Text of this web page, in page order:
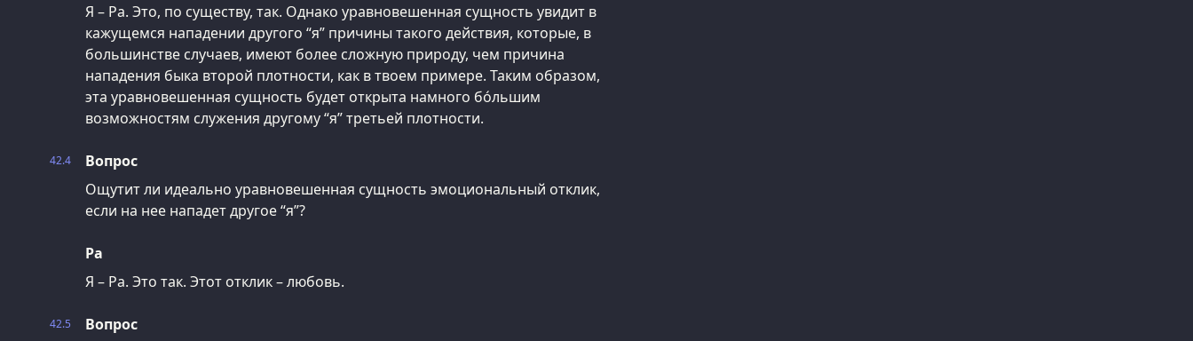
Я – Ра. Это, по существу, так. Однако уравновешенная сущность увидит в
кажущемся нападении другого “я” причины такого действия, которые, в
большинстве случаев, имеют более сложную природу, чем причина
нападения быка второй плотности, как в твоем примере. Таким образом,
эта уравновешенная сущность будет открыта намного бо́льшим
возможностям служения другому “я” третьей плотности.
42.4
Вопрос
Ощутит ли идеально уравновешенная сущность эмоциональный отклик,
если на нее нападет другое “я”?
Ра
Я – Ра. Это так. Этот отклик – любовь.
42.5
Вопрос